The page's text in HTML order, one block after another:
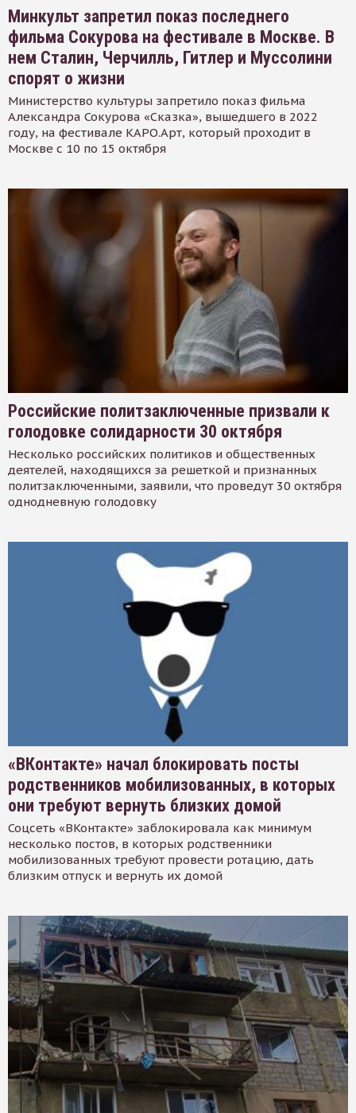
Минкульт запретил показ последнего
фильма Сокурова на фестивале в Москве. В
нем Сталин, Черчилль, Гитлер и Муссолини
спорят о жизни
Министерство культуры запретило показ фильма
Александра Сокурова «Сказка», вышедшего в 2022
году, на фестивале КАРО.Арт, который проходит в
Москве с 10 по 15 октября
Российские политзаключенные призвали к
голодовке солидарности 30 октября
Несколько российских политиков и общественных
деятелей, находящихся за решеткой и признанных
политзаключенными, заявили, что проведут 30 октября
однодневную голодовку
«ВКонтакте» начал блокировать посты
родственников мобилизованных, в которых
они требуют вернуть близких домой
Соцсеть «ВКонтакте» заблокировала как минимум
несколько постов, в которых родственники
мобилизованных требуют провести ротацию, дать
близким отпуск и вернуть их домой